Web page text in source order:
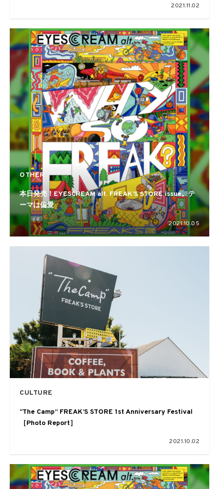
2021.11.02
OTHER
本日発売！EYESCREAM alt. FREAK’S STORE issue。テ
ーマは偏愛
2021.10.05
CULTURE
“The Camp” FREAK’S STORE 1st Anniversary Festival
［Photo Report］
2021.10.02